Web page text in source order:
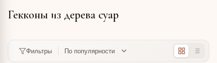
Гекконы из дерева суар
Фильтры